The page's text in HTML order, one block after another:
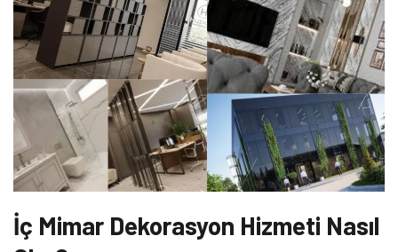
İç Mimar Dekorasyon Hizmeti Nasıl